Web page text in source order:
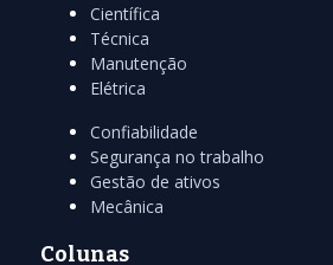
Científica
Técnica
Manutenção
Elétrica
Confiabilidade
Segurança no trabalho
Gestão de ativos
Mecânica
Colunas